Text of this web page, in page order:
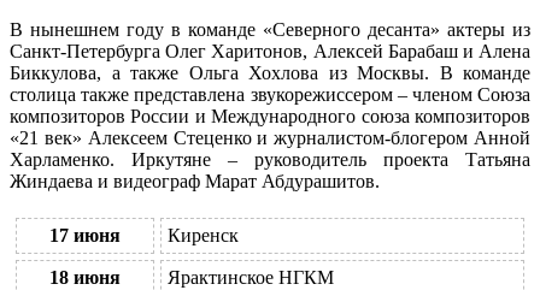
В нынешнем году в команде «Северного десанта» актеры из
Санкт-Петербурга Олег Харитонов, Алексей Барабаш и Алена
Биккулова, а также Ольга Хохлова из Москвы. В команде
столица также представлена звукорежиссером – членом Союза
композиторов России и Международного союза композиторов
«21 век» Алексеем Стеценко и журналистом-блогером Анной
Харламенко. Иркутяне – руководитель проекта Татьяна
Жиндаева и видеограф Марат Абдурашитов.
17 июня Киренск
18 июня Ярактинское НГКМ